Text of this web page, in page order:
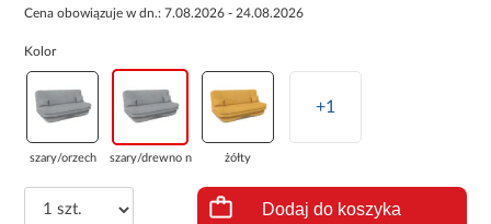
Cena obowiązuje w dn.: 7.08.2026 - 24.08.2026
Kolor
szary/orzech szary/drewno na... żółty
+1
Dodaj do koszyka